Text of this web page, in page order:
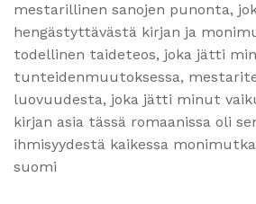
mestarillinen sanojen punonta,
hengästyttävästä kirjan ja
todellinen taideteos, joka jätti
tunteidenmuutoksessa,
luovuudesta, joka jätti minut
kirjan asia tässä romaanissa oli
ihmisyydestä kaikessa
suomi